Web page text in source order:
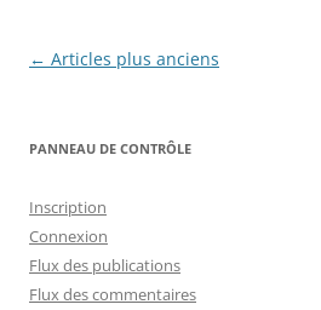
Navigation
← Articles plus anciens
PANNEAU DE CONTRÔLE
Inscription
Connexion
Flux des publications
Flux des commentaires